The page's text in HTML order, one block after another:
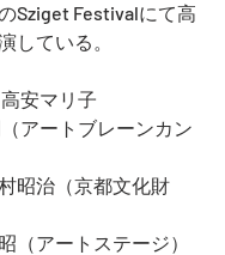
Sziget Festivalにて高
している。
安マリ子
アートブレーンカン
昭治（京都文化財
（アートステージ）